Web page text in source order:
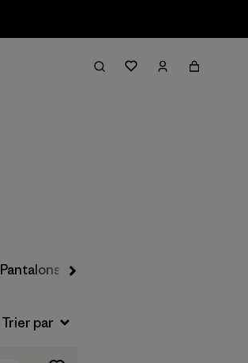
Filter & Sort
Pantalons de ski